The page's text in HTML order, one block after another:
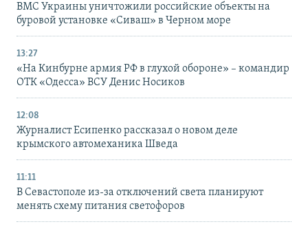
ВМС Украины уничтожили российские объекты на
буровой установке «Сиваш» в Черном море
13:27
«На Кинбурне армия РФ в глухой обороне» – командир
ОТК «Одесса» ВСУ Денис Носиков
12:08
Журналист Есипенко рассказал о новом деле
крымского автомеханика Шведа
11:11
В Севастополе из-за отключений света планируют
менять схему питания светофоров